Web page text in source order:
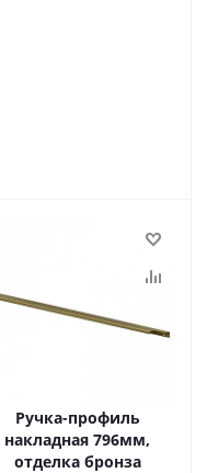
Ручка-профиль
накладная 796мм,
отделка бронза